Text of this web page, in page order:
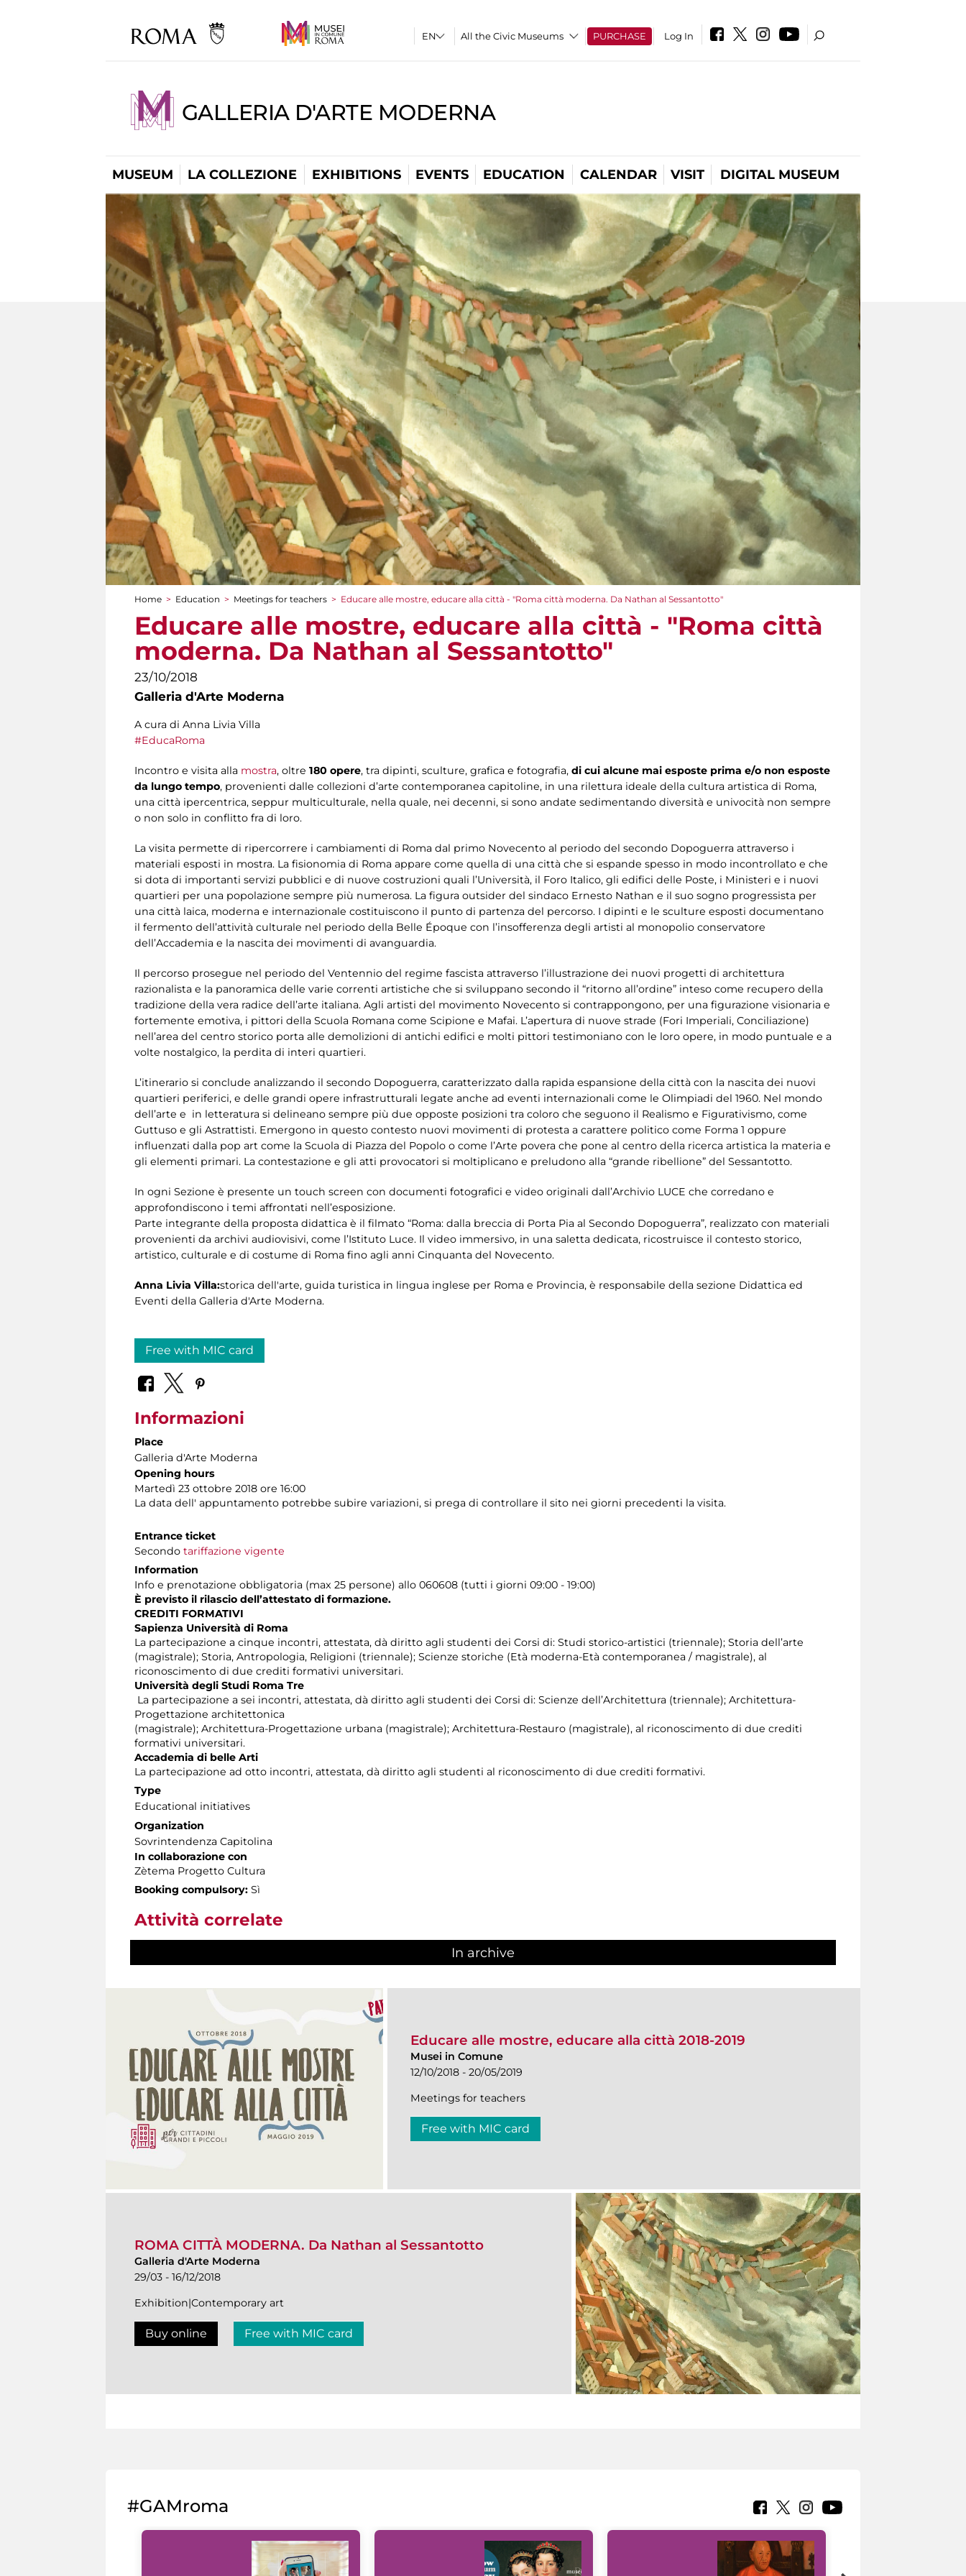
All the Civic Museums PURCHASE Log In
GALLERIA D'ARTE MODERNA
MUSEUM LA COLLEZIONE EXHIBITIONS EVENTS EDUCATION CALENDAR VISIT DIGITAL MUSEUM
You are here
Home > Education > Meetings for teachers > Educare alle mostre, educare alla città - "Roma città moderna. Da Nathan al Sessantotto"
Educare alle mostre, educare alla città - "Roma città
moderna. Da Nathan al Sessantotto"
23/10/2018
Galleria d'Arte Moderna
A cura di Anna Livia Villa
#EducaRoma
Incontro e visita alla mostra, oltre 180 opere, tra dipinti, sculture, grafica e fotografia, di cui alcune mai esposte prima e/o non esposte
da lungo tempo, provenienti dalle collezioni d’arte contemporanea capitoline, in una rilettura ideale della cultura artistica di Roma,
una città ipercentrica, seppur multiculturale, nella quale, nei decenni, si sono andate sedimentando diversità e univocità non sempre
o non solo in conflitto fra di loro.
La visita permette di ripercorrere i cambiamenti di Roma dal primo Novecento al periodo del secondo Dopoguerra attraverso i
materiali esposti in mostra. La fisionomia di Roma appare come quella di una città che si espande spesso in modo incontrollato e che
si dota di importanti servizi pubblici e di nuove costruzioni quali l’Università, il Foro Italico, gli edifici delle Poste, i Ministeri e i nuovi
quartieri per una popolazione sempre più numerosa. La figura outsider del sindaco Ernesto Nathan e il suo sogno progressista per
una città laica, moderna e internazionale costituiscono il punto di partenza del percorso. I dipinti e le sculture esposti documentano
il fermento dell’attività culturale nel periodo della Belle Époque con l’insofferenza degli artisti al monopolio conservatore
dell’Accademia e la nascita dei movimenti di avanguardia.
Il percorso prosegue nel periodo del Ventennio del regime fascista attraverso l’illustrazione dei nuovi progetti di architettura
razionalista e la panoramica delle varie correnti artistiche che si sviluppano secondo il “ritorno all’ordine” inteso come recupero della
tradizione della vera radice dell’arte italiana. Agli artisti del movimento Novecento si contrappongono, per una figurazione visionaria e
fortemente emotiva, i pittori della Scuola Romana come Scipione e Mafai. L’apertura di nuove strade (Fori Imperiali, Conciliazione)
nell’area del centro storico porta alle demolizioni di antichi edifici e molti pittori testimoniano con le loro opere, in modo puntuale e a
volte nostalgico, la perdita di interi quartieri.
L’itinerario si conclude analizzando il secondo Dopoguerra, caratterizzato dalla rapida espansione della città con la nascita dei nuovi
quartieri periferici, e delle grandi opere infrastrutturali legate anche ad eventi internazionali come le Olimpiadi del 1960. Nel mondo
dell’arte e in letteratura si delineano sempre più due opposte posizioni tra coloro che seguono il Realismo e Figurativismo, come
Guttuso e gli Astrattisti. Emergono in questo contesto nuovi movimenti di protesta a carattere politico come Forma 1 oppure
influenzati dalla pop art come la Scuola di Piazza del Popolo o come l’Arte povera che pone al centro della ricerca artistica la materia e
gli elementi primari. La contestazione e gli atti provocatori si moltiplicano e preludono alla “grande ribellione” del Sessantotto.
In ogni Sezione è presente un touch screen con documenti fotografici e video originali dall’Archivio LUCE che corredano e
approfondiscono i temi affrontati nell’esposizione.
Parte integrante della proposta didattica è il filmato “Roma: dalla breccia di Porta Pia al Secondo Dopoguerra”, realizzato con materiali
provenienti da archivi audiovisivi, come l’Istituto Luce. Il video immersivo, in una saletta dedicata, ricostruisce il contesto storico,
artistico, culturale e di costume di Roma fino agli anni Cinquanta del Novecento.
Anna Livia Villa:storica dell'arte, guida turistica in lingua inglese per Roma e Provincia, è responsabile della sezione Didattica ed
Eventi della Galleria d'Arte Moderna.
Free with MIC card
Informazioni
Place
Galleria d'Arte Moderna
Opening hours
Martedì 23 ottobre 2018 ore 16:00
La data dell' appuntamento potrebbe subire variazioni, si prega di controllare il sito nei giorni precedenti la visita.
Entrance ticket
Secondo tariffazione vigente
Information
Info e prenotazione obbligatoria (max 25 persone) allo 060608 (tutti i giorni 09:00 - 19:00)
È previsto il rilascio dell’attestato di formazione.
CREDITI FORMATIVI
Sapienza Università di Roma
La partecipazione a cinque incontri, attestata, dà diritto agli studenti dei Corsi di: Studi storico-artistici (triennale); Storia dell’arte
(magistrale); Storia, Antropologia, Religioni (triennale); Scienze storiche (Età moderna-Età contemporanea / magistrale), al
riconoscimento di due crediti formativi universitari.
Università degli Studi Roma Tre
La partecipazione a sei incontri, attestata, dà diritto agli studenti dei Corsi di: Scienze dell’Architettura (triennale); Architettura-
Progettazione architettonica
(magistrale); Architettura-Progettazione urbana (magistrale); Architettura-Restauro (magistrale), al riconoscimento di due crediti
formativi universitari.
Accademia di belle Arti
La partecipazione ad otto incontri, attestata, dà diritto agli studenti al riconoscimento di due crediti formativi.
Type
Educational initiatives
Organization
Sovrintendenza Capitolina
In collaborazione con
Zètema Progetto Cultura
Booking compulsory: Sì
Attività correlate
In archive
Educare alle mostre, educare alla città 2018-2019
Musei in Comune
12/10/2018 - 20/05/2019
Meetings for teachers
Free with MIC card
ROMA CITTÀ MODERNA. Da Nathan al Sessantotto
Galleria d'Arte Moderna
29/03 - 16/12/2018
Exhibition|Contemporary art
Buy online Free with MIC card
#GAMroma